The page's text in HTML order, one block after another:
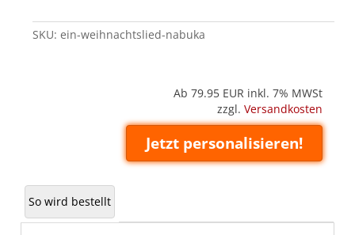
SKU:ein-weihnachtslied-nabuka
Ab 79.95 EUR inkl. 7% MWSt
zzgl. Versandkosten
Jetzt personalisieren!
So wird bestellt